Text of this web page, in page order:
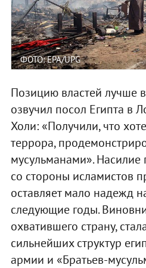
ФОТО: EPA/UPG
Позицию властей лучше
озвучил посол Египта в
Холи: «Получили, что
террора,
мусульманами». Насилие
со стороны исламистов
оставляет мало надежд
следующие годы.
охватившего страну,
сильнейших структур
армии и «Братьев-